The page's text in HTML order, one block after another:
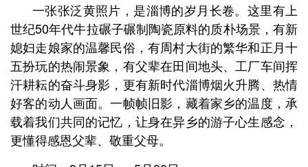
一张张泛黄照片，是淄博的岁月长卷。这里有上
世纪50年代牛拉碾子碾制陶瓷原料的质朴场景，有新
媳妇走娘家的温馨民俗，有周村大街的繁华和正月十
五扮玩的热闹景象，有父辈在田间地头、工厂车间挥
汗耕耘的奋斗身影，更有新时代淄博烟火升腾、热情
好客的动人画面。一帧帧旧影，藏着家乡的温度，承
载着我们共同的记忆，让身在异乡的游子心生感念，
更懂得感恩父辈、敬重父母。